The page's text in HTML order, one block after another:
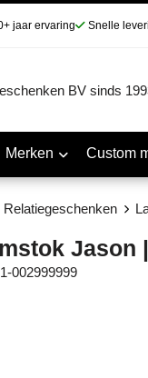
jaar ervaring Snelle
Merken Custom
Relatiegeschenken
Jason
002999999